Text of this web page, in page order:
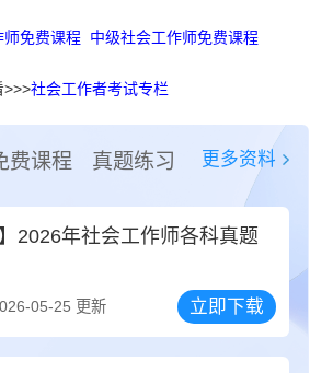
师免费课程 中级社会工作师免费课程
>>>社会工作者考试专栏
费课程 真题练习 更多资料
2026年社会工作师各科真题
05-25 更新 立即下载